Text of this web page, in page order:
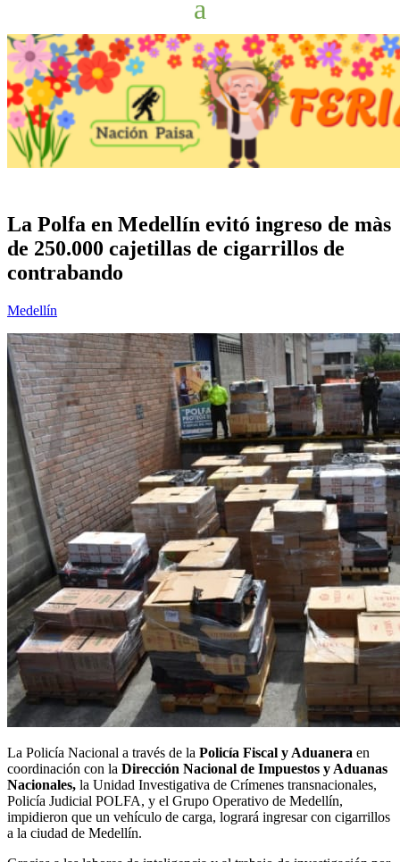
La Polfa en Medellín evitó ingreso de màs
de 250.000 cajetillas de cigarrillos de
contrabando
Medellín
La Policía Nacional a través de la Policía Fiscal y Aduanera en
coordinación con la Dirección Nacional de Impuestos y Aduanas
Nacionales, la Unidad Investigativa de Crímenes transnacionales,
Policía Judicial POLFA, y el Grupo Operativo de Medellín,
impidieron que un vehículo de carga, logrará ingresar con cigarrillos
a la ciudad de Medellín.